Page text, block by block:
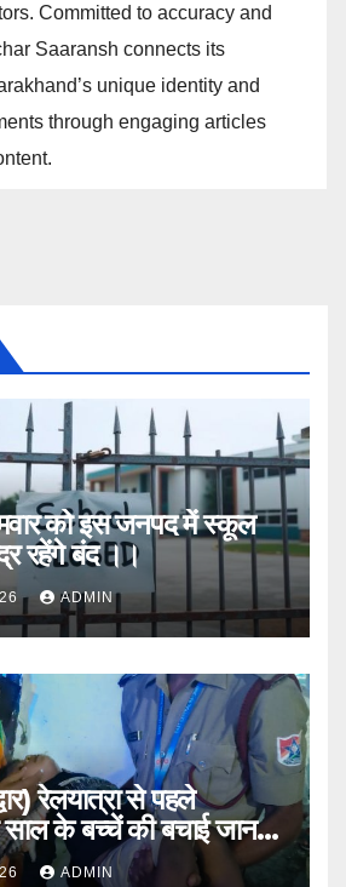
Committed to accuracy and
Saaransh connects its
unique identity and
through engaging articles
को इस जनपद में स्कूल
रहेंगे बंद ।।
ADMIN
रेलयात्रा से पहले
के बच्चें की बचाई जान
ADMIN